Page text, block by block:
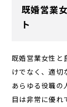
既婚営業
ト
既婚営業女性と
けでなく、適切
あらゆる役職の
目は非常に優れ